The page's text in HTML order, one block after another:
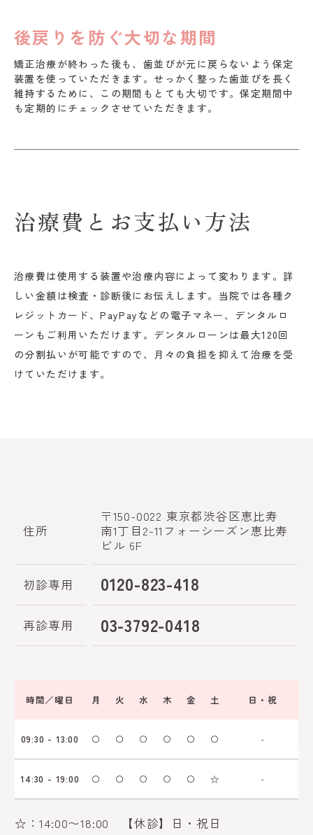
後戻りを防ぐ大切な期間
矯正治療が終わった後も、歯並びが元に戻らないよう保定
装置を使っていただきます。せっかく整った歯並びを長く
維持するために、この期間もとても大切です。保定期間中
も定期的にチェックさせていただきます。
治療費とお支払い方法
治療費は使用する装置や治療内容によって変わります。詳
しい金額は検査・診断後にお伝えします。当院では各種ク
レジットカード、PayPayなどの電子マネー、デンタルロ
ーンもご利用いただけます。デンタルローンは最大120回
の分割払いが可能ですので、月々の負担を抑えて治療を受
けていただけます。
住所
〒150-0022 東京都渋谷区恵比寿
南1丁目2-11フォーシーズン恵比寿
ビル 6F
初診専用 0120-823-418
再診専用 03-3792-0418
時間／曜日 月 火 水 木 金 土 日・祝
09:30 - 13:00 〇 〇 〇 〇 〇 〇 -
14:30 - 19:00 〇 〇 〇 〇 〇 ☆ -
☆：14:00〜18:00 【休診】日・祝日